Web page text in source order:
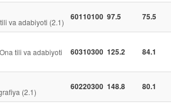
va adabiyoti (2.1)
60110100 97.5 75.5
tili va adabiyoti
60310300 125.2 84.1
(2.1)
60220300 148.8 80.1